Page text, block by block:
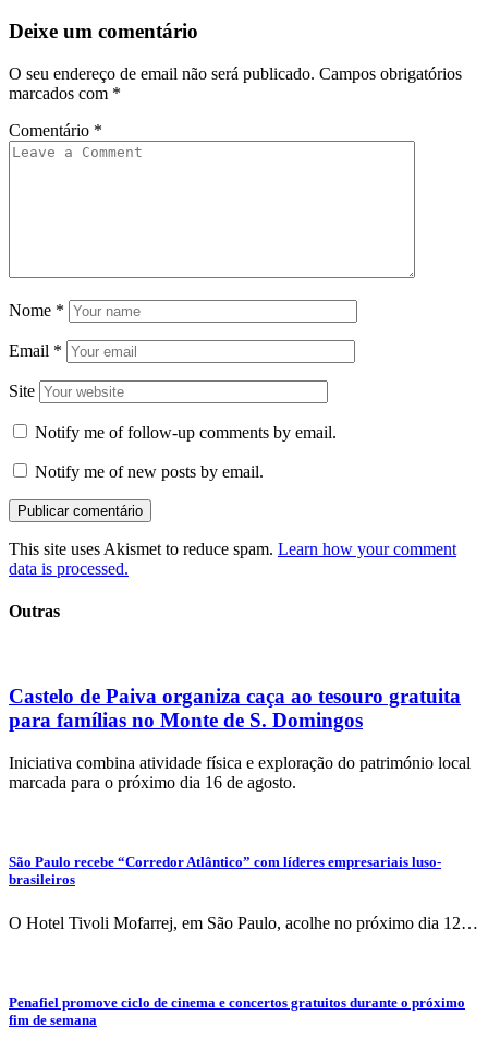
Deixe um comentário
O seu endereço de email não será publicado. Campos obrigatórios
marcados com *
Comentário *
Nome *
Email *
Site
Notify me of follow-up comments by email.
Notify me of new posts by email.
This site uses Akismet to reduce spam. Learn how your comment
data is processed.
Outras
Castelo de Paiva organiza caça ao tesouro gratuita
para famílias no Monte de S. Domingos
Iniciativa combina atividade física e exploração do património local
marcada para o próximo dia 16 de agosto.
São Paulo recebe “Corredor Atlântico” com líderes empresariais luso-
brasileiros
O Hotel Tivoli Mofarrej, em São Paulo, acolhe no próximo dia 12…
Penafiel promove ciclo de cinema e concertos gratuitos durante o próximo
fim de semana